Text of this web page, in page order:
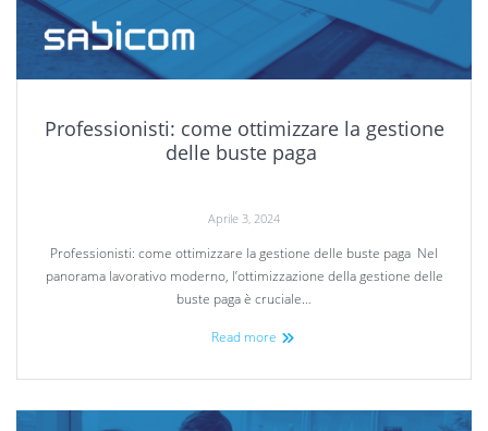
Professionisti: come ottimizzare la gestione
delle buste paga
Aprile 3, 2024
Professionisti: come ottimizzare la gestione delle buste paga Nel
panorama lavorativo moderno, l’ottimizzazione della gestione delle
buste paga è cruciale…
Read more